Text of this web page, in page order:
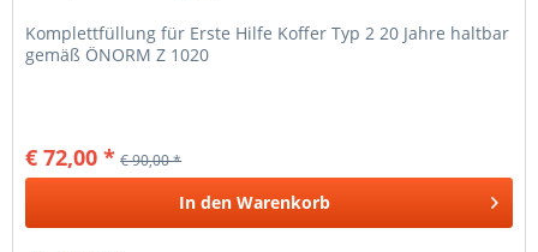
Komplettfüllung für Erste Hilfe Koffer Typ 2 20 Jahre haltbar
gemäß ÖNORM Z 1020
€ 72,00 * € 90,00 *
In den Warenkorb